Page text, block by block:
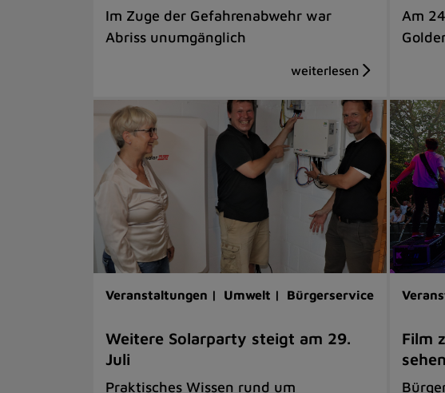
Im Zuge der Gefahrenabwehr war
Abriss unumgänglich
Am
Veranstaltungen | Umwelt | Bürgerservice
Weitere Solarparty steigt am 29.
Juli
Praktisches Wissen rund um
Film
sehen